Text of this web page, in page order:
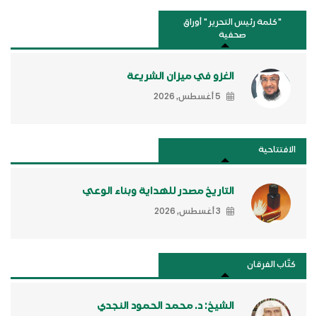
"كلمة رئيس التحرير " أوراق
صحفية
الغزو في ميزان الشريعة
5 أغسطس, 2026
الافتتاحية
التاريخ مصدر للهداية وبناء الوعي
3 أغسطس, 2026
كتَّاب الفرقان
الشيخ: د. محمد الحمود النجدي